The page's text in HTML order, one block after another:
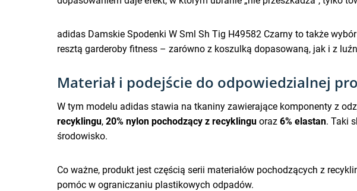
adidas Damskie Spodenki W Sml Sh Tig H49582 Czarny to także
resztą garderoby fitness – zarówno z koszulką dopasowaną, jak i z
Materiał i podejście do odpowiedzialnej
W tym modelu adidas stawia na tkaniny zawierające komponenty z
recyklingu, 20% nylon pochodzący z recyklingu oraz 6% elastan. Taki
środowisko.
Co ważne, produkt jest częścią serii materiałów pochodzących z
pomóc w ograniczaniu plastikowych odpadów.